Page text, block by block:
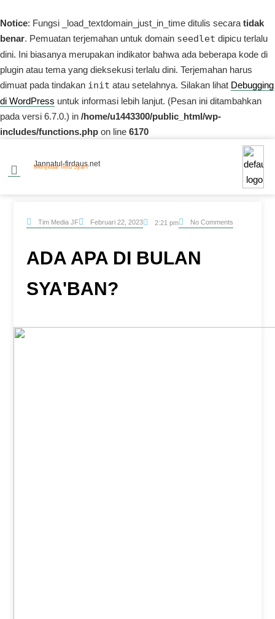
Notice: Fungsi _load_textdomain_just_in_time ditulis secara tidak
benar. Pemuatan terjemahan untuk domain seedlet dipicu terlalu
dini. Ini biasanya merupakan indikator bahwa ada beberapa kode di
plugin atau tema yang dieksekusi terlalu dini. Terjemahan harus
dimuat pada tindakan init atau setelahnya. Silakan lihat Debugging
di WordPress untuk informasi lebih lanjut. (Pesan ini ditambahkan
pada versi 6.7.0.) in /home/u1443300/public_html/wp-
includes/functions.php on line 6170
Jannatul-firdaus.net
Menyebar Ilmu Syar’i
Tim Media JF Februari 22, 2023 2:21 pm No Comments
ADA APA DI BULAN
SYA'BAN?